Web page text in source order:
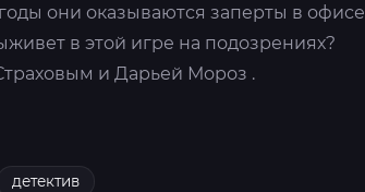
они оказываются заперты в офисе
в этой игре на подозрениях?
и Дарьей Мороз .
детектив